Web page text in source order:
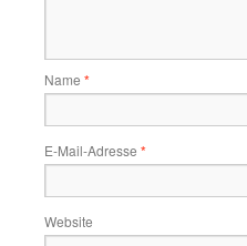
Name *
E-Mail-Adresse *
Website